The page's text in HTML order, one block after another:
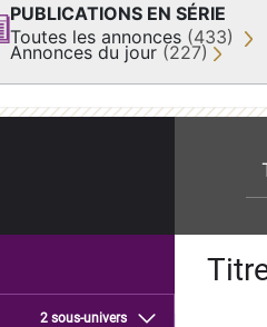
PUBLICATIONS EN SÉRIE
Toutes les annonces (433)
Annonces du jour (227)
2 sous-univers